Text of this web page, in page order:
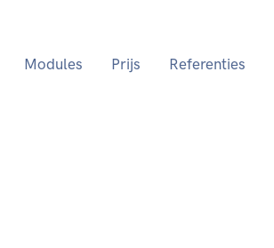
Modules Prijs Referenties